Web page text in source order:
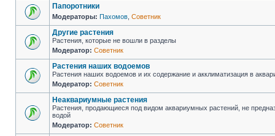
Папоротники
Модераторы: Пахомов Советник
Другие растения
Растения, которые не вошли в разделы
Модератор: Советник
Растения наших водоемов
Растения наших водоемов и их содержание и акклиматизация в
Модератор: Советник
Неаквариумные растения
Растения, продающиеся под видом аквариумных растений, не
водой
Модератор: Советник